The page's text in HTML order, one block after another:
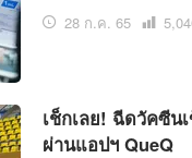
28 ก.ค. 65
เปิด
เช็กเลย! ฉีดวัคซีน
ผ่านแอปฯ QueQ